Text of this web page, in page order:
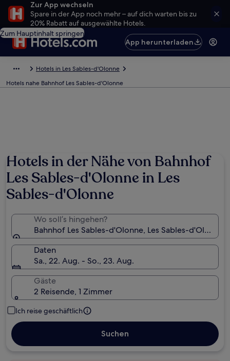
Zur App wechseln
Spare in der App noch mehr – auf dich warten bis zu
20% Rabatt auf ausgewählte Hotels.
Zum Hauptinhalt springen
App herunterladen
Hotels in Les Sables-d'Olonne
Hotels nahe Bahnhof Les Sables-d'Olonne
Hotels in der Nähe von Bahnhof
Les Sables-d'Olonne in Les
Sables-d'Olonne
Wo soll’s hingehen?
Bahnhof Les Sables-d'Olonne, Les Sables-d'Olonne,
Daten
Sa., 22. Aug. - So., 23. Aug.
Gäste
2 Reisende, 1 Zimmer
Ich reise geschäftlich
Suchen